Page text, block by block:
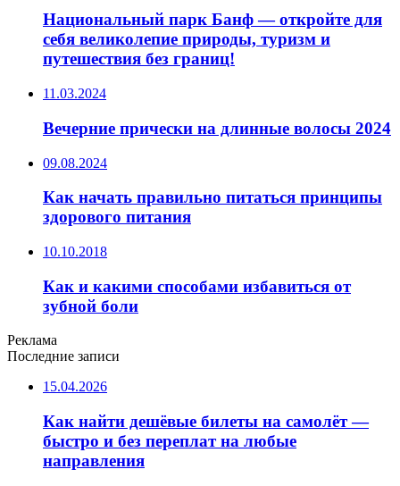
Национальный парк Банф — откройте для
себя великолепие природы, туризм и
путешествия без границ!
11.03.2024
Вечерние прически на длинные волосы 2024
09.08.2024
Как начать правильно питаться принципы
здорового питания
10.10.2018
Как и какими способами избавиться от
зубной боли
Реклама
Последние записи
15.04.2026
Как найти дешёвые билеты на самолёт —
быстро и без переплат на любые
направления